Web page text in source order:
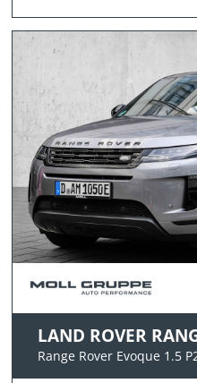
LAND ROVER
Range Rover Evoque 1.5